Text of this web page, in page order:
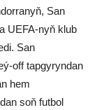
San
UEFA-nyň klub
San
off tapgyryndan
hem
soň futbol